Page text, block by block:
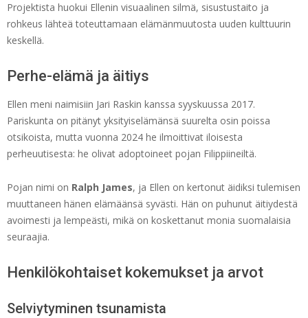
Projektista huokui Ellenin visuaalinen silmä, sisustustaito ja
rohkeus lähteä toteuttamaan elämänmuutosta uuden kulttuurin
keskellä.
Perhe-elämä ja äitiys
Ellen meni naimisiin Jari Raskin kanssa syyskuussa 2017.
Pariskunta on pitänyt yksityiselämänsä suurelta osin poissa
otsikoista, mutta vuonna 2024 he ilmoittivat iloisesta
perheuutisesta: he olivat adoptoineet pojan Filippiineiltä.
Pojan nimi on Ralph James, ja Ellen on kertonut äidiksi tulemisen
muuttaneen hänen elämäänsä syvästi. Hän on puhunut äitiydestä
avoimesti ja lempeästi, mikä on koskettanut monia suomalaisia
seuraajia.
Henkilökohtaiset kokemukset ja arvot
Selviytyminen tsunamista